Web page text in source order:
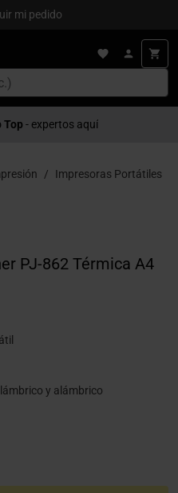
mi pedido
Top - expertos aquí
Impresoras Portátiles
PJ-862 Térmica A4
y alámbrico